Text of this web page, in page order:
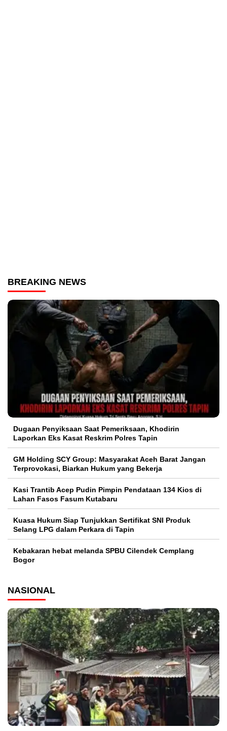
BREAKING NEWS
Dugaan Penyiksaan Saat Pemeriksaan, Khodirin
Laporkan Eks Kasat Reskrim Polres Tapin
GM Holding SCY Group: Masyarakat Aceh Barat Jangan
Terprovokasi, Biarkan Hukum yang Bekerja
Kasi Trantib Acep Pudin Pimpin Pendataan 134 Kios di
Lahan Fasos Fasum Kutabaru
Kuasa Hukum Siap Tunjukkan Sertifikat SNI Produk
Selang LPG dalam Perkara di Tapin
Kebakaran hebat melanda SPBU Cilendek Cemplang
Bogor
NASIONAL